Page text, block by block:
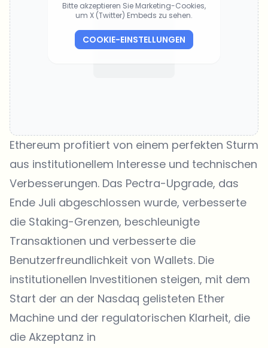
Bitte akzeptieren Sie Marketing-Cookies,
um X (Twitter) Embeds zu sehen.
COOKIE-EINSTELLUNGEN
Ethereum profitiert von einem perfekten Sturm
aus institutionellem Interesse und technischen
Verbesserungen. Das Pectra-Upgrade, das
Ende Juli abgeschlossen wurde, verbesserte
die Staking-Grenzen, beschleunigte
Transaktionen und verbesserte die
Benutzerfreundlichkeit von Wallets. Die
institutionellen Investitionen steigen, mit dem
Start der an der Nasdaq gelisteten Ether
Machine und der regulatorischen Klarheit, die
die Akzeptanz in